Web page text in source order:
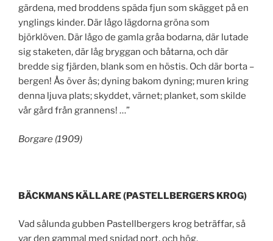
gärdena, med broddens späda fjun som skägget på en
ynglings kinder. Där lågo lägdorna gröna som
björklöven. Där lågo de gamla gråa bodarna, där lutade
sig staketen, där låg bryggan och båtarna, och där
bredde sig fjärden, blank som en höstis. Och där borta –
bergen! Ås över ås; dyning bakom dyning; muren kring
denna ljuva plats; skyddet, värnet; planket, som skilde
vår gård från grannens! …”
Borgare (1909)
BÄCKMANS KÄLLARE (PASTELLBERGERS KROG)
Vad sålunda gubben Pastellbergers krog beträffar, så
var den gammal med snidad port, och hög,